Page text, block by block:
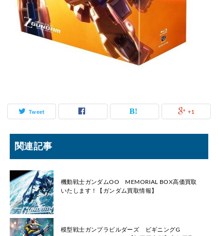
Tweet +1
関連記事
機動戦士ガンダムOO MEMORIAL BOX高価買取
いたします！【ガンダム買取情報】
模型戦士ガンプラビルダーズ ビギニングG